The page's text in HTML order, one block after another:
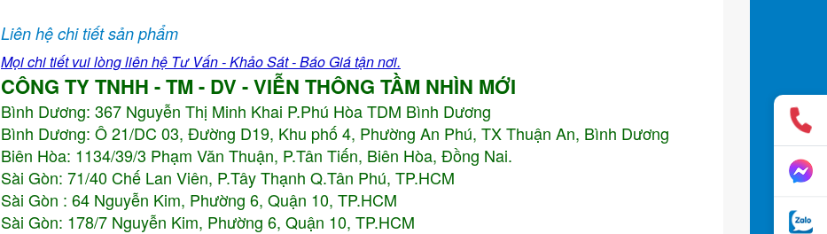
Liên hệ chi tiết sản phẩm
Mọi chi tiết vui lòng liên hệ Tư Vấn - Khảo Sát - Báo Giá tận nơi.
CÔNG TY TNHH - TM - DV - VIỄN THÔNG TẦM NHÌN MỚI
Bình Dương: 367 Nguyễn Thị Minh Khai P.Phú Hòa TDM Bình Dương
Bình Dương: Ô 21/DC 03, Đường D19, Khu phố 4, Phường An Phú, TX Thuận An, Bình Dương
Biên Hòa: 1134/39/3 Phạm Văn Thuận, P.Tân Tiến, Biên Hòa, Đồng Nai.
Sài Gòn: 71/40 Chế Lan Viên, P.Tây Thạnh Q.Tân Phú, TP.HCM
Sài Gòn : 64 Nguyễn Kim, Phường 6, Quận 10, TP.HCM
Sài Gòn: 178/7 Nguyễn Kim, Phường 6, Quận 10, TP.HCM